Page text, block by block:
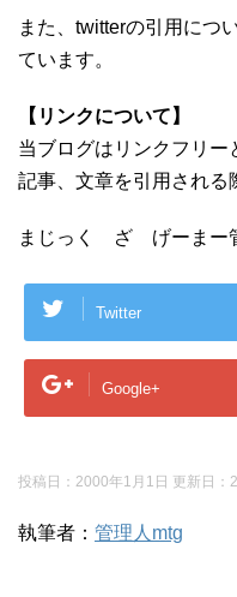
また、twitterの引用につ
ています。
【リンクについて】
当ブログはリンクフリー
記事、文章を引用される
まじっく ざ げーまー
Twitter
Google+
投稿日：2000年1月1日 更新日：
執筆者： 管理人mtg